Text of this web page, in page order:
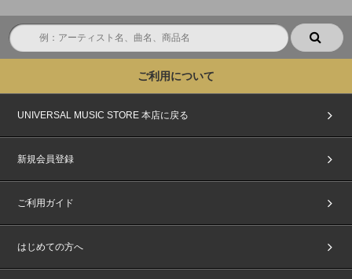
回限定メンバーソロ盤の5形態セットをご予約の場合は応募用シリアルナン
バーを５つ差し上げます。
※イベント応募予約対象商品は店舗別購入特典の対象です。
＜応募注意事項＞
と無効になります。
※応募はスマートフォン・タブレット(一部機種を除く)、パソコンからご応
※理由を問わずシリアルナンバーの再発行、再通知は行いません。
※シリアルナンバーの転売は禁止です。転売、譲渡によるお客様同士のトラ
※大文字・小文字・全角・半角を判別いたしますので入力内容にお間違えの
※応募時は電波状況の良いところで行ってください。通信料はお客様のご負
ご利用について
UNIVERSAL MUSIC STORE 本店に戻る
新規会員登録
ご利用ガイド
はじめての方へ